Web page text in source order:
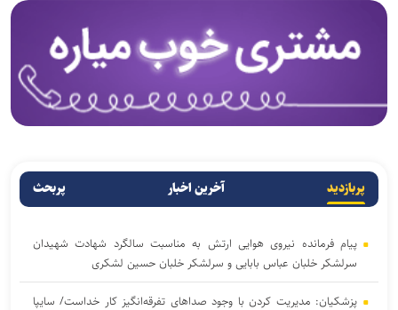
پربازدید آخرین اخبار پربحث
پیام فرمانده نیروی هوایی ارتش به مناسبت سالگرد شهادت شهیدان
سرلشکر خلبان عباس بابایی و سرلشکر خلبان حسین لشکری
پزشکیان: مدیریت کردن با وجود صداهای تفرقه‌انگیز کار خداست/ سایپا